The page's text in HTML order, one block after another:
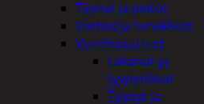
Tyynyt ja peitot
Verhot ja tarvikkeet
Vuodevaatteet
Lakanat ja
tyynynlinat
Tyynyt ja